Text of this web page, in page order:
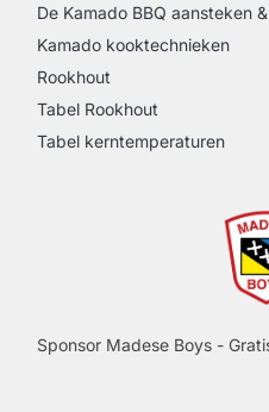
De Kamado BBQ aansteken
Kamado kooktechnieken
Rookhout
Tabel Rookhout
Tabel kerntemperaturen
Sponsor Madese Boys -